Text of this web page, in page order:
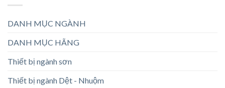
DANH MỤC NGÀNH
DANH MỤC HÃNG
Thiết bị ngành sơn
Thiết bị ngành Dệt - Nhuộm